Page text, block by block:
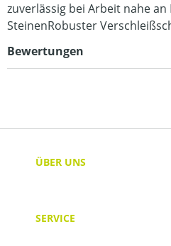
zuverlässig bei Arbeit nahe
SteinenRobuster
Bewertungen
ÜBER UNS
SERVICE